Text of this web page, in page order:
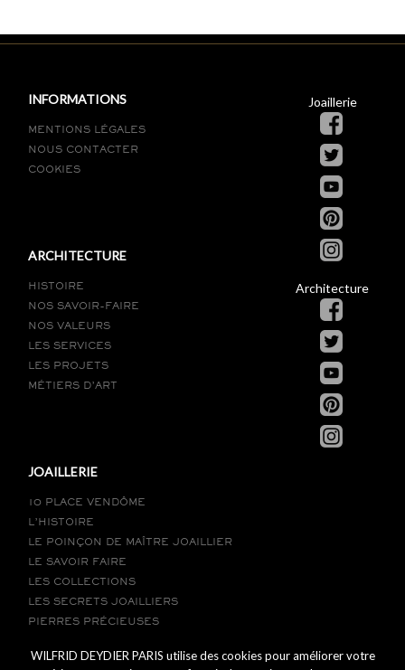
INFORMATIONS
MENTIONS LÉGALES
NOUS CONTACTER
COOKIES
ARCHITECTURE
HISTOIRE
NOS SAVOIR-FAIRE
NOS VALEURS
LES SERVICES
LES PROJETS
MÉTIERS D’ART
JOAILLERIE
10 PLACE VENDÔME
L’HISTOIRE
LE POINÇON DE MAÎTRE JOAILLIER
LE SAVOIR FAIRE
LES COLLECTIONS
LES SECRETS JOAILLIERS
PIERRES PRÉCIEUSES
Joaillerie
Architecture
WILFRID DEYDIER PARIS utilise des cookies pour améliorer votre